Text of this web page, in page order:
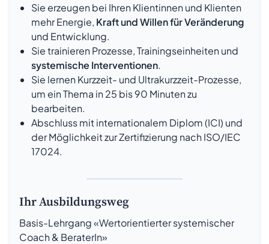
Sie erzeugen bei Ihren Klientinnen und Klienten
mehr Energie, Kraft und Willen für Veränderung
und Entwicklung.
Sie trainieren Prozesse, Trainingseinheiten und
systemische Interventionen.
Sie lernen Kurzzeit- und Ultrakurzzeit-Prozesse,
um ein Thema in 25 bis 90 Minuten zu
bearbeiten.
Abschluss mit internationalem Diplom (ICI) und
der Möglichkeit zur Zertifizierung nach ISO/IEC
17024.
Ihr Ausbildungsweg
Basis-Lehrgang «Wertorientierter systemischer
Coach & BeraterIn»